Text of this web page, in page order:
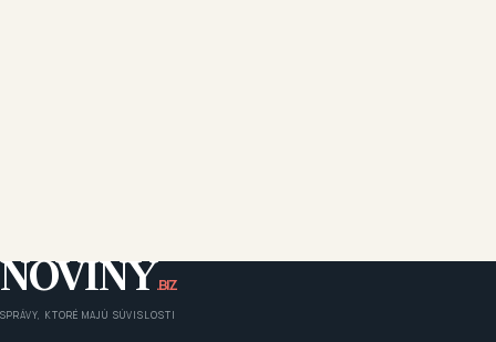
NOVINY.BIZ
SPRÁVY, KTORÉ MAJÚ SÚVISLOSTI